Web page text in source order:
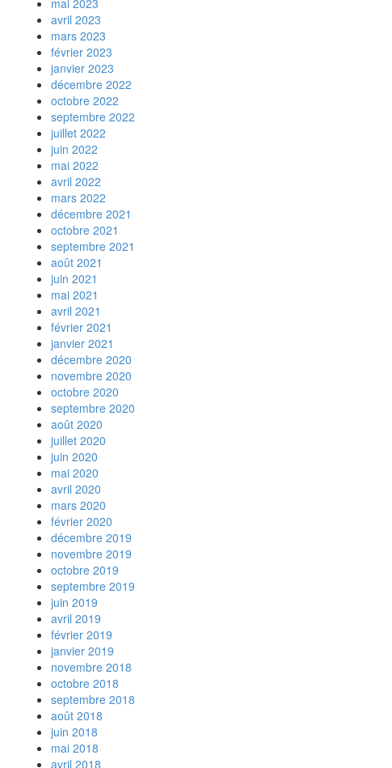
mai 2023
avril 2023
mars 2023
février 2023
janvier 2023
décembre 2022
octobre 2022
septembre 2022
juillet 2022
juin 2022
mai 2022
avril 2022
mars 2022
décembre 2021
octobre 2021
septembre 2021
août 2021
juin 2021
mai 2021
avril 2021
février 2021
janvier 2021
décembre 2020
novembre 2020
octobre 2020
septembre 2020
août 2020
juillet 2020
juin 2020
mai 2020
avril 2020
mars 2020
février 2020
décembre 2019
novembre 2019
octobre 2019
septembre 2019
juin 2019
avril 2019
février 2019
janvier 2019
novembre 2018
octobre 2018
septembre 2018
août 2018
juin 2018
mai 2018
avril 2018